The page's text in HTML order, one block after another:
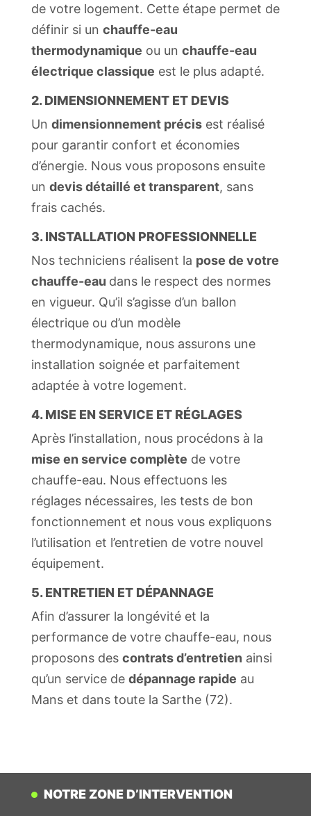
de votre logement. Cette étape permet de
définir si un chauffe-eau
thermodynamique ou un chauffe-eau
électrique classique est le plus adapté.
2. DIMENSIONNEMENT ET DEVIS
Un dimensionnement précisest réalisé
pour garantir confort et économies
d’énergie. Nous vous proposons ensuite
un devis détaillé et transparent, sans
frais cachés.
3. INSTALLATION PROFESSIONNELLE
Nos techniciens réalisent la pose de votre
chauffe-eau dans le respect des normes
en vigueur. Qu’il s’agisse d’un ballon
électrique ou d’un modèle
thermodynamique, nous assurons une
installation soignée et parfaitement
adaptée à votre logement.
4. MISE EN SERVICE ET RÉGLAGES
Après l’installation, nous procédons à la
mise en service complète de votre
chauffe-eau. Nous effectuons les
réglages nécessaires, les tests de bon
fonctionnement et nous vous expliquons
l’utilisation et l’entretien de votre nouvel
équipement.
5. ENTRETIEN ET DÉPANNAGE
Afin d’assurer la longévité et la
performance de votre chauffe-eau, nous
proposons des contrats d’entretien ainsi
qu’un service de dépannage rapide au
Mans et dans toute la Sarthe (72).
NOTRE ZONE D’INTERVENTION